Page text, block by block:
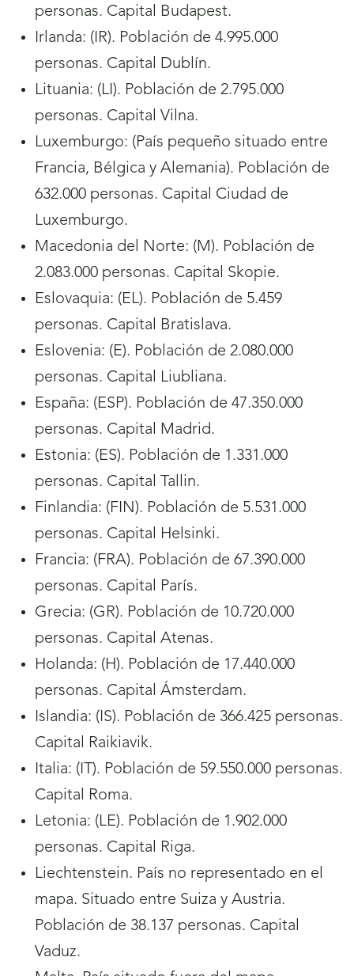
personas. Capital Budapest.
Irlanda: (IR). Población de 4.995.000
personas. Capital Dublín.
Lituania: (LI). Población de 2.795.000
personas. Capital Vilna.
Luxemburgo: (País pequeño situado entre
Francia, Bélgica y Alemania). Población de
632.000 personas. Capital Ciudad de
Luxemburgo.
Macedonia del Norte: (M). Población de
2.083.000 personas. Capital Skopie.
Eslovaquia: (EL). Población de 5.459
personas. Capital Bratislava.
Eslovenia: (E). Población de 2.080.000
personas. Capital Liubliana.
España: (ESP). Población de 47.350.000
personas. Capital Madrid.
Estonia: (ES). Población de 1.331.000
personas. Capital Tallin.
Finlandia: (FIN). Población de 5.531.000
personas. Capital Helsinki.
Francia: (FRA). Población de 67.390.000
personas. Capital París.
Grecia: (GR). Población de 10.720.000
personas. Capital Atenas.
Holanda: (H). Población de 17.440.000
personas. Capital Ámsterdam.
Islandia: (IS). Población de 366.425 personas.
Capital Raikiavik.
Italia: (IT). Población de 59.550.000 personas.
Capital Roma.
Letonia: (LE). Población de 1.902.000
personas. Capital Riga.
Liechtenstein. País no representado en el
mapa. Situado entre Suiza y Austria.
Población de 38.137 personas. Capital
Vaduz.